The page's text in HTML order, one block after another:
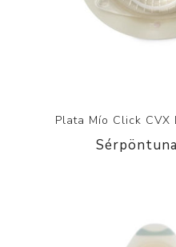
Plata Mío Click CVX